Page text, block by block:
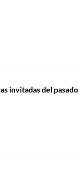
invitadas del pasado